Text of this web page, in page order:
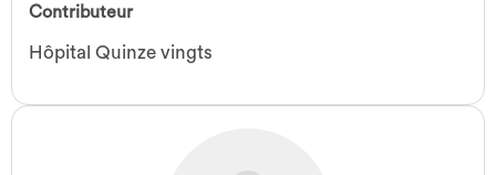
Contributeur
Hôpital Quinze vingts